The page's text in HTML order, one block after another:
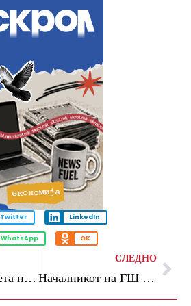
Twitter LinkedIn
WhatsApp OK
Османи во посета на Ирска
СЛЕДНО
Началникот на ГШ Ѓурчиновски на конференција на Воениот комитет на НАТО